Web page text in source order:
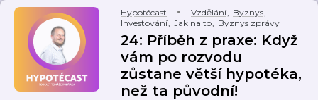
Hypotécast Vzdělání, Byznys,
Investování, Jak na to, Byznys zprávy
24: Příběh z praxe: Když
vám po rozvodu
zůstane větší hypotéka,
než ta původní!